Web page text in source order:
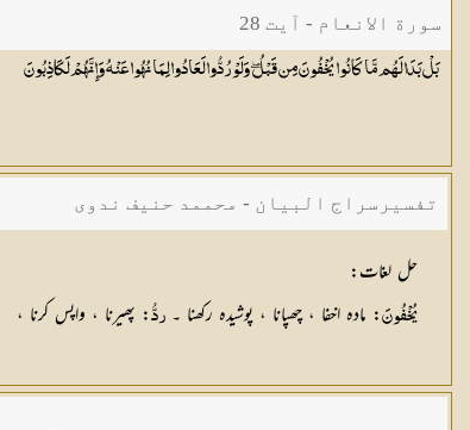
سورة الانعام - آیت 28
بَلْ بَدَا لَهُم مَّا كَانُوا يُخْفُونَ مِن قَبْلُ ۖ وَلَوْ رُدُّوا لَعَادُوا لِمَا نُهُوا عَنْهُ وَإِنَّهُمْلَكَاذِبُونَ
تفسیرسراج البیان - محممد حنیف ندوی
حل لغات:
يُخْفُونَ: مادہ اخفا ، چھپانا ، پوشیدہ رکھنا ۔ ردُّ: پھیرنا ، واپس کرنا ،